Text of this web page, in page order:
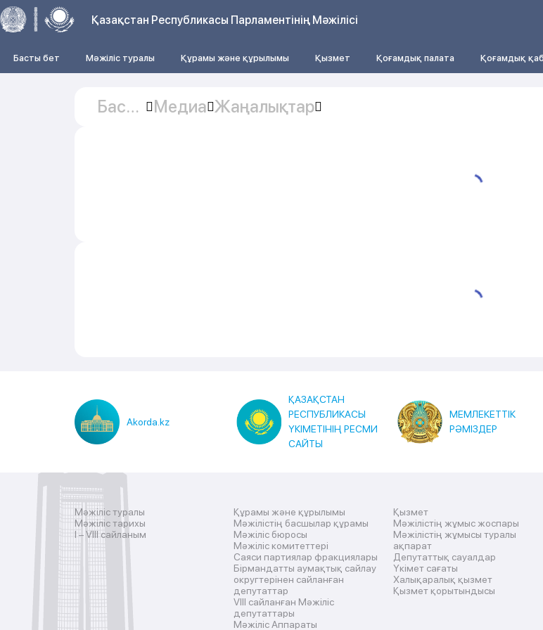
Қазақстан Республикасы Парламентінің Мәжілісі
Басты бет Мәжіліс туралы Құрамы және құрылымы Қызмет Қоғамдық палата Қоғамдық
Басты
Медиа Жаңалықтар
Akorda.kz
ҚАЗАҚСТАН
РЕСПУБЛИКАСЫ
ҮКІМЕТІНІҢ РЕСМИ
САЙТЫ
МЕМЛЕКЕТТІК
РӘМІЗДЕР
Мәжіліс туралы
Мәжіліс тарихы
I – VIII сайланым
Құрамы және құрылымы
Мәжілістің басшылар құрамы
Мәжіліс бюросы
Мәжіліс комитеттері
Саяси партиялар фракциялары
Бірмандатты аумақтық сайлау
округтерінен сайланған
депутаттар
VIII сайланған Мәжіліс
депутаттары
Мәжіліс Аппараты
Қызмет
Мәжілістің жұмыс жоспары
Мәжілістің жұмысы туралы
ақпарат
Депутаттық сауалдар
Үкімет сағаты
Халықаралық қызмет
Қызмет қорытындысы